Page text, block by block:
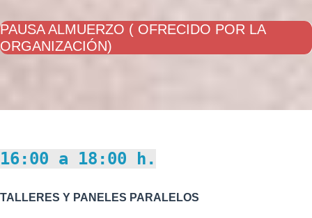
PAUSA ALMUERZO ( OFRECIDO POR LA
ORGANIZACIÓN)
16:00 a 18:00 h.
TALLERES Y PANELES PARALELOS